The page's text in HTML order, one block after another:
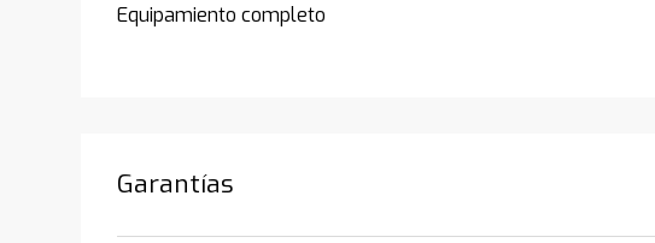
Equipamiento completo
Garantías